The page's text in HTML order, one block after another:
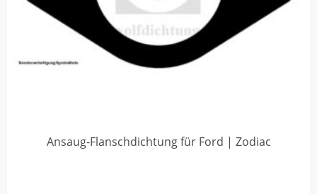
Ansaug-Flanschdichtung für Ford | Zodiac